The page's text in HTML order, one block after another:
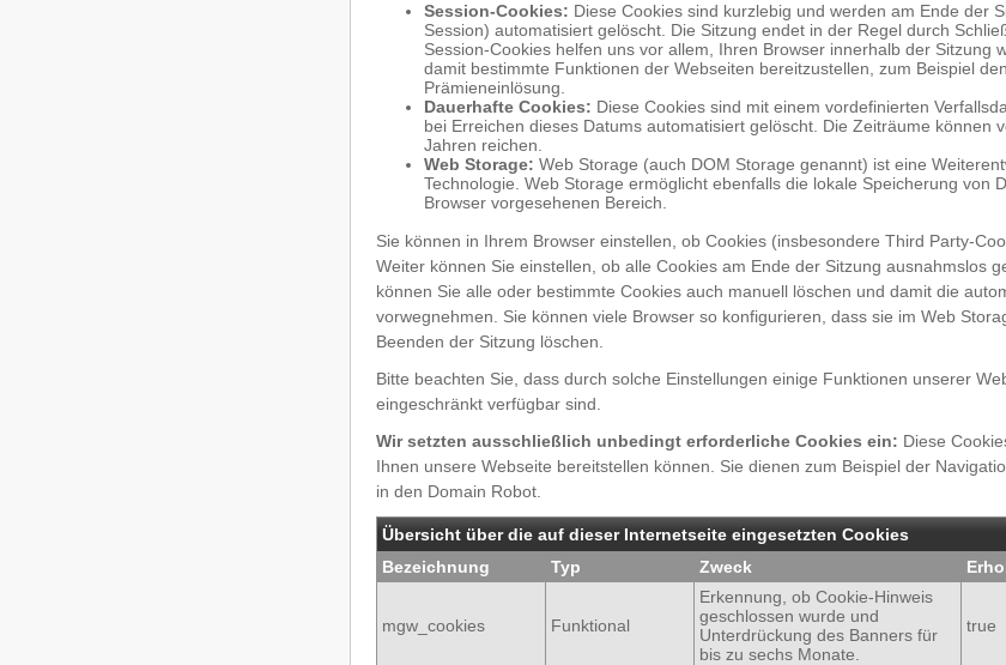
Session-Cookies: Diese Cookies sind kurzlebig und werden am Ende der
Session) automatisiert gelöscht. Die Sitzung endet in der Regel durch
Session-Cookies helfen uns vor allem, Ihren Browser innerhalb der Sitzung
damit bestimmte Funktionen der Webseiten bereitzustellen, zum Beispiel
Prämieneinlösung.
Dauerhafte Cookies: Diese Cookies sind mit einem vordefinierten
bei Erreichen dieses Datums automatisiert gelöscht. Die Zeiträume können
Jahren reichen.
Web Storage: Web Storage (auch DOM Storage genannt) ist eine
Technologie. Web Storage ermöglicht ebenfalls die lokale Speicherung von
Browser vorgesehenen Bereich.
Sie können in Ihrem Browser einstellen, ob Cookies (insbesondere Third Party-
Weiter können Sie einstellen, ob alle Cookies am Ende der Sitzung ausnahmslos
können Sie alle oder bestimmte Cookies auch manuell löschen und damit die
vorwegnehmen. Sie können viele Browser so konfigurieren, dass sie im Web
Beenden der Sitzung löschen.
Bitte beachten Sie, dass durch solche Einstellungen einige Funktionen unserer
eingeschränkt verfügbar sind.
Wir setzten ausschließlich unbedingt erforderliche Cookies ein: Diese
Ihnen unsere Webseite bereitstellen können. Sie dienen zum Beispiel der
in den Domain Robot.
Übersicht über die auf dieser Internetseite eingesetzten Cookies
Bezeichnung
Typ Zweck
mgw_cookies Funktional
Erkennung, ob Cookie-Hinweis
geschlossen wurde und
Unterdrückung des Banners für
bis zu sechs Monate.
true